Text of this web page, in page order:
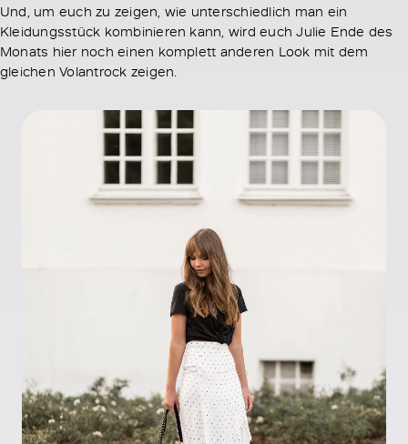
Und, um euch zu zeigen, wie unterschiedlich man ein
Kleidungsstück kombinieren kann, wird euch Julie Ende des
Monats hier noch einen komplett anderen Look mit dem
gleichen Volantrock zeigen.